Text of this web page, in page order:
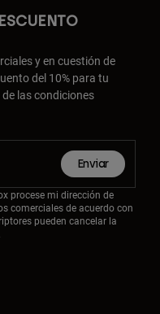
y en cuestión de
del 10% para tu
las condiciones
Enviar
procese mi dirección de
comerciales de acuerdo con
pueden cancelar la